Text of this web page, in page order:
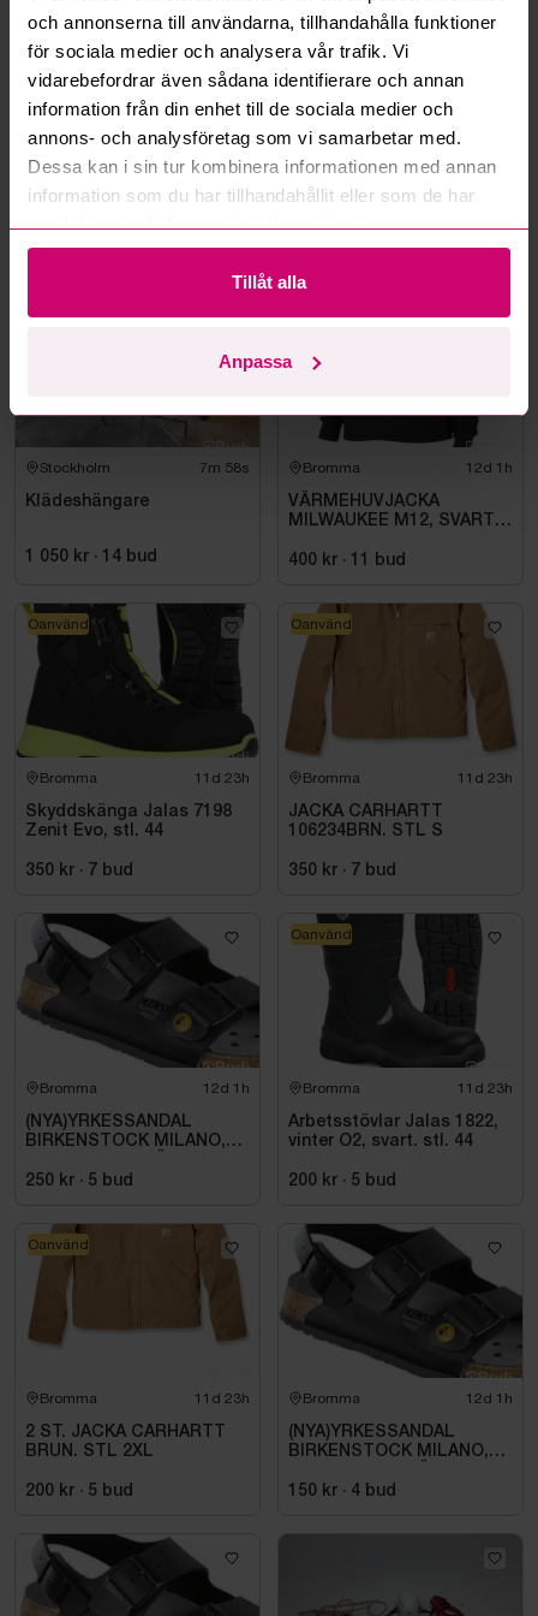
och annonserna till användarna, tillhandahålla funktioner
för sociala medier och analysera vår trafik. Vi
vidarebefordrar även sådana identifierare och annan
information från din enhet till de sociala medier och
annons- och analysföretag som vi samarbetar med.
Dessa kan i sin tur kombinera informationen med annan
information som du har tillhandahållit eller som de har
samlat in när du har använt deras tjänster.
Tillåt alla
Anpassa
Kan jag ångra ett bud?
Kan ni frakta mina vunna objekt?
Läs fler frågor och svar
Mer från samma kategori
Stockholm 7m 57s
Klädeshängare
1 050 kr · 14 bud
Bromma 12d 1h
VÄRMEHUVJACKA
MILWAUKEE M12, SVART
400 kr · 11 bud
Oanvänd
Bromma 11d 23h
Skyddskänga Jalas 7198
Zenit Evo, stl. 44
350 kr · 7 bud
Oanvänd
Bromma 11d 23h
JACKA CARHARTT
106234BRN. STL S
350 kr · 7 bud
Oanvänd
Bromma 12d 1h
(NYA)YRKESSANDAL
BIRKENSTOCK MILANO,
SVART. STL 42
250 kr · 5 bud
Bromma 11d 23h
Arbetsstövlar Jalas 1822,
vinter O2, svart. stl. 44
200 kr · 5 bud
Oanvänd
Bromma 11d 23h
2 ST. JACKA CARHARTT
BRUN. STL 2XL
200 kr · 5 bud
Oanvänd
Bromma 12d 1h
(NYA)YRKESSANDAL
BIRKENSTOCK MILANO,
SVART. STL 42
150 kr · 4 bud